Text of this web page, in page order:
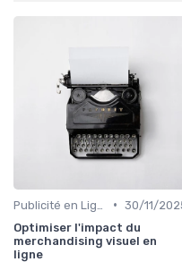
• 30/11/
Optimiser l'impact du
merchandising visuel en
ligne